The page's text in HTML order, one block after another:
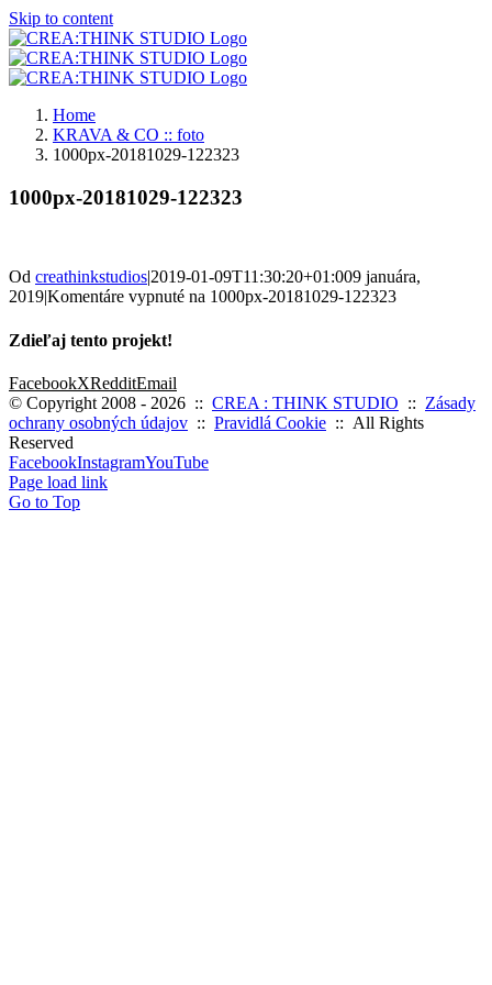
Skip to content
Home
KRAVA & CO :: foto
1000px-20181029-122323
1000px-20181029-122323
Od creathinkstudios|2019-01-09T11:30:20+01:009 januára,
2019|Komentáre vypnuté na 1000px-20181029-122323
Zdieľaj tento projekt!
FacebookXRedditEmail
© Copyright 2008 - 2026 :: CREA : THINK STUDIO :: Zásady
ochrany osobných údajov :: Pravidlá Cookie :: All Rights
Reserved
FacebookInstagramYouTube
Page load link
Go to Top